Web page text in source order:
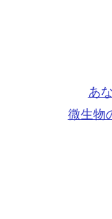
あ
微生物